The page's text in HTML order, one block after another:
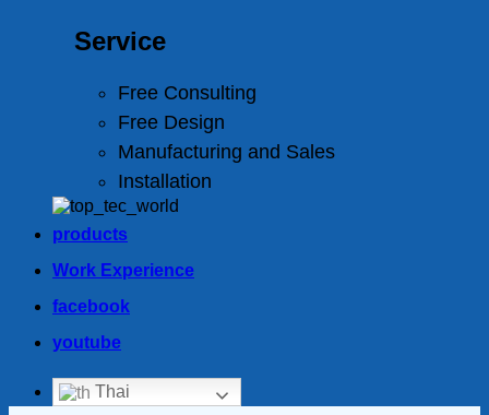
Service
Free Consulting
Free Design
Manufacturing and Sales
Installation
products
Work Experience
facebook
youtube
Thai